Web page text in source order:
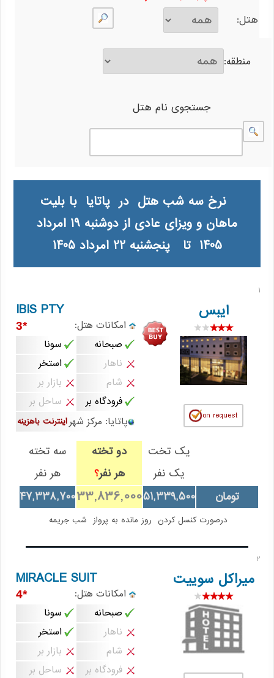
هتل:
منطقه:
جستجوی نام هتل
نرخ سه شب هتل در پاتایا با بلیت
ماهان و ویزای عادی از دوشنبه 19 امرداد
1405 تا پنجشنبه 22 امرداد 1405
1
ایبس IBIS PTY
امکانات هتل: *3
صبحانه
سونا
ناهار
استخر
شام
بازار بر
فرودگاه بر
ساحل بر
اینترنت باهزینهپاتایا: مرکز شهر
یک تخت
یک نفر
دو تخته
هر نفر؟
سه تخته
هر نفر
تومان
51,339,500
33,836,000
47,338,700
درصورت کنسل کردن روز مانده به پرواز شب جریمه
2
میراکل سوییت MIRACLE SUIT
امکانات هتل: *4
صبحانه
سونا
ناهار
استخر
شام
بازار بر
فرودگاه بر
ساحل بر